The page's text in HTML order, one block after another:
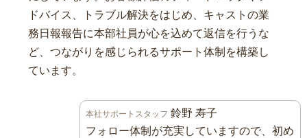
ドバイス、トラブル解決をはじめ、キャストの業
務日報報告に本部社員が心を込めて返信を行うな
ど、つながりを感じられるサポート体制を構築し
ています。
本社サポートスタッフ 鈴野 寿子
フォロー体制が充実していますので、初め